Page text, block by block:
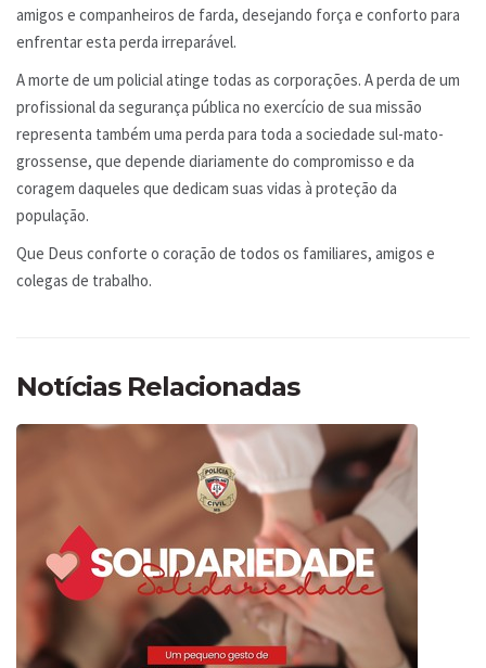
amigos e companheiros de farda, desejando força e conforto para
enfrentar esta perda irreparável.
A morte de um policial atinge todas as corporações. A perda de um
profissional da segurança pública no exercício de sua missão
representa também uma perda para toda a sociedade sul-mato-
grossense, que depende diariamente do compromisso e da
coragem daqueles que dedicam suas vidas à proteção da
população.
Que Deus conforte o coração de todos os familiares, amigos e
colegas de trabalho.
Notícias Relacionadas